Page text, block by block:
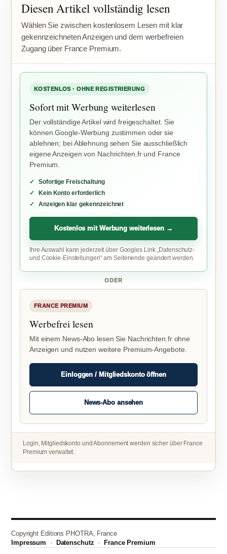
Diesen Artikel vollständig lesen
Wählen Sie zwischen kostenlosem Lesen mit klar
gekennzeichneten Anzeigen und dem werbefreien
Zugang über France Premium.
KOSTENLOS · OHNE REGISTRIERUNG
Sofort mit Werbung weiterlesen
Der vollständige Artikel wird freigeschaltet. Sie
können Google-Werbung zustimmen oder sie
ablehnen; bei Ablehnung sehen Sie ausschließlich
eigene Anzeigen von Nachrichten.fr und France
Premium.
Sofortige Freischaltung
Kein Konto erforderlich
Anzeigen klar gekennzeichnet
Kostenlos mit Werbung weiterlesen →
Ihre Auswahl kann jederzeit über Googles Link „Datenschutz-
und Cookie-Einstellungen“ am Seitenende geändert werden.
ODER
FRANCE PREMIUM
Werbefrei lesen
Mit einem News-Abo lesen Sie Nachrichten.fr ohne
Anzeigen und nutzen weitere Premium-Angebote.
Einloggen / Mitgliedskonto öffnen
News-Abo ansehen
Login, Mitgliedskonto und Abonnement werden sicher über France
Premium verwaltet.
Copyright Editions PHOTRA, France
Impressum · Datenschutz · France Premium